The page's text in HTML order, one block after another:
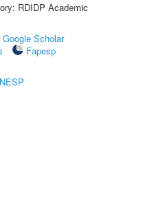
RDIDP Academic
Google Scholar
Fapesp